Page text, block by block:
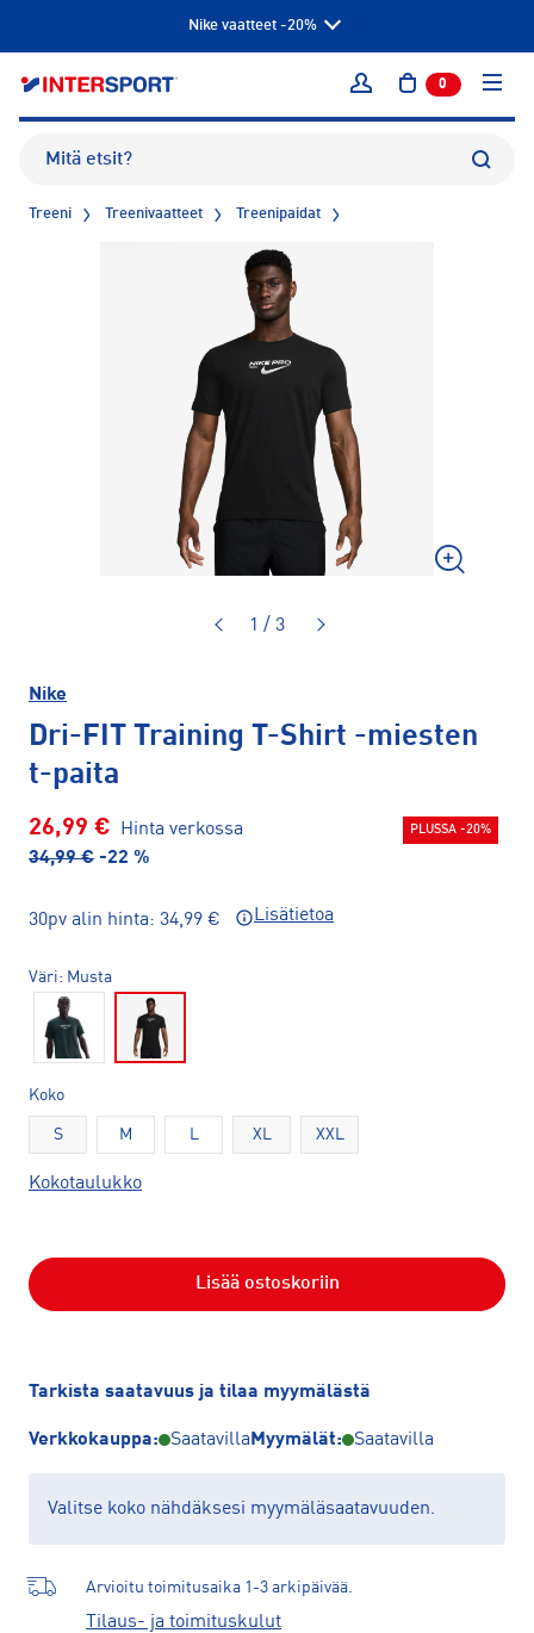
Nike vaatteet -20%
Kirjaudu sisään
0 tuotetta
Treeni Treenivaatteet Treenipaidat
1 / 3
Nike
Dri-FIT Training T-Shirt -miesten
t-paita
26,99 €
Hinta verkossa
34,99 € -22 %
30pv alin hinta: 34,99 € Lisätietoa
PLUSSA -20%
Väri Musta
Koko
S M XL XXL
Kokotaulukko
Lisää ostoskoriin
Tarkista saatavuus ja tilaa myymälästä
Verkkokauppa: Saatavilla Myymälät: Saatavilla
Valitse koko nähdäksesi myymäläsaatavuuden.
Arvioitu toimitusaika 1-3 arkipäivää.
Tilaus- ja toimituskulut